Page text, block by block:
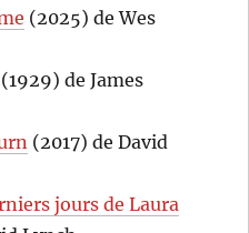
(2025) de Wes
(1929) de James
(2017) de David
jours de Laura